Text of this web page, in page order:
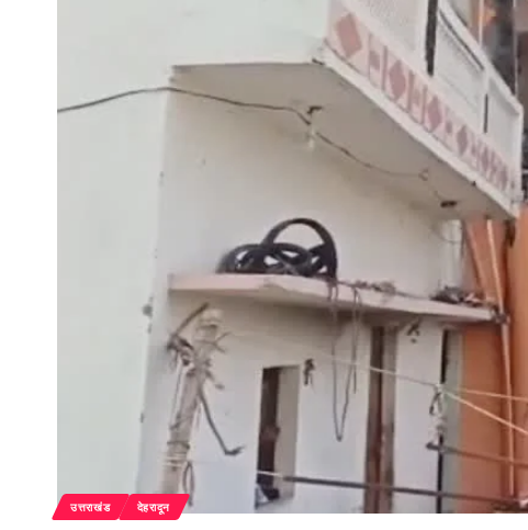
उत्तराखंड देहरादून